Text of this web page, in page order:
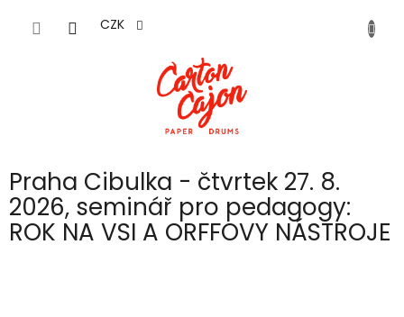
CZK
Praha Cibulka - čtvrtek 27. 8.
2026, seminář pro pedagogy:
ROK NA VSI A ORFFOVY NÁSTROJE